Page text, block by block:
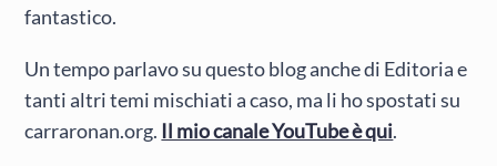
fantastico.
Un tempo parlavo su questo blog anche di Editoria e
tanti altri temi mischiati a caso, ma li ho spostati su
carraronan.org. Il mio canale YouTube è qui.